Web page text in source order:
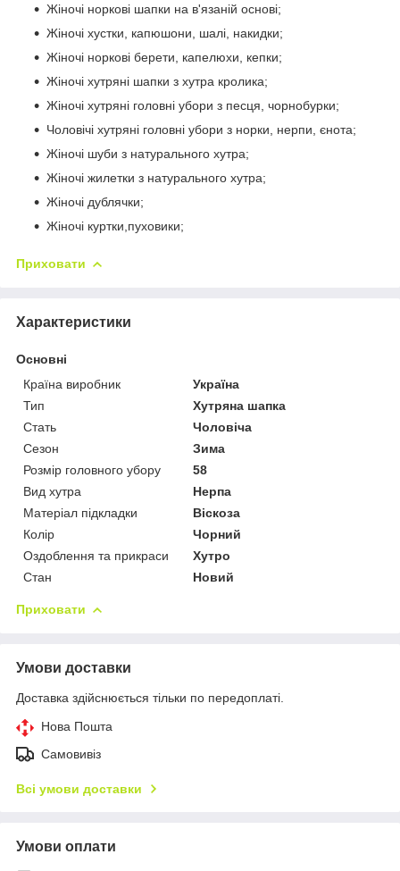
Жіночі норкові шапки на в'язаній основі;
Жіночі хустки, капюшони, шалі, накидки;
Жіночі норкові берети, капелюхи, кепки;
Жіночі хутряні шапки з хутра кролика;
Жіночі хутряні головні убори з песця, чорнобурки;
Чоловічі хутряні головні убори з норки, нерпи, єнота;
Жіночі шуби з натурального хутра;
Жіночі жилетки з натурального хутра;
Жіночі дублячки;
Жіночі куртки,пуховики;
Приховати
Характеристики
Основні
Країна виробник
Україна
Тип
Хутряна шапка
Стать
Чоловіча
Сезон
Зима
Розмір головного убору
58
Вид хутра
Нерпа
Матеріал підкладки
Віскоза
Колір
Чорний
Оздоблення та прикраси
Хутро
Стан
Новий
Приховати
Умови доставки
Доставка здійснюється тільки по передоплаті.
Нова Пошта
Самовивіз
Всі умови доставки
Умови оплати